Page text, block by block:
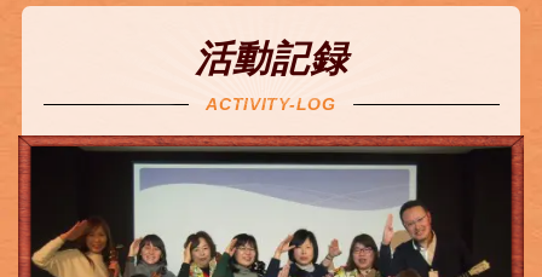
活動記録
ACTIVITY-LOG